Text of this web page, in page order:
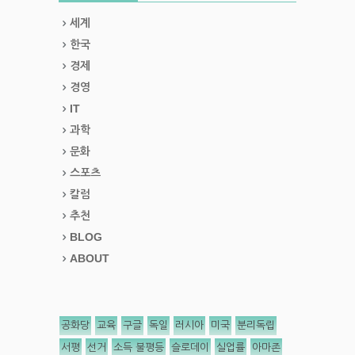
세계
한국
경제
경영
IT
과학
문화
스포츠
칼럼
추천
BLOG
ABOUT
공화당 교육 구글 독일 러시아 미국 분리독립
서평 선거 소득 불평등 슬로데이 실업률 아마존